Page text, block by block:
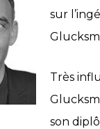
sur
Très
son